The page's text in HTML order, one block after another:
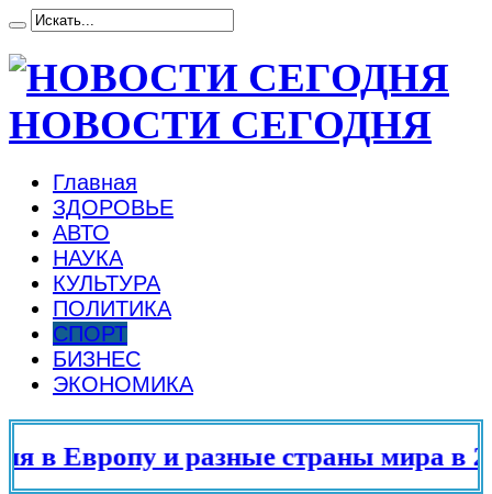
НОВОСТИ СЕГОДНЯ
Главная
ЗДОРОВЬЕ
АВТО
НАУКА
КУЛЬТУРА
ПОЛИТИКА
СПОРТ
БИЗНЕС
ЭКОНОМИКА
Европу и разные страны мира в